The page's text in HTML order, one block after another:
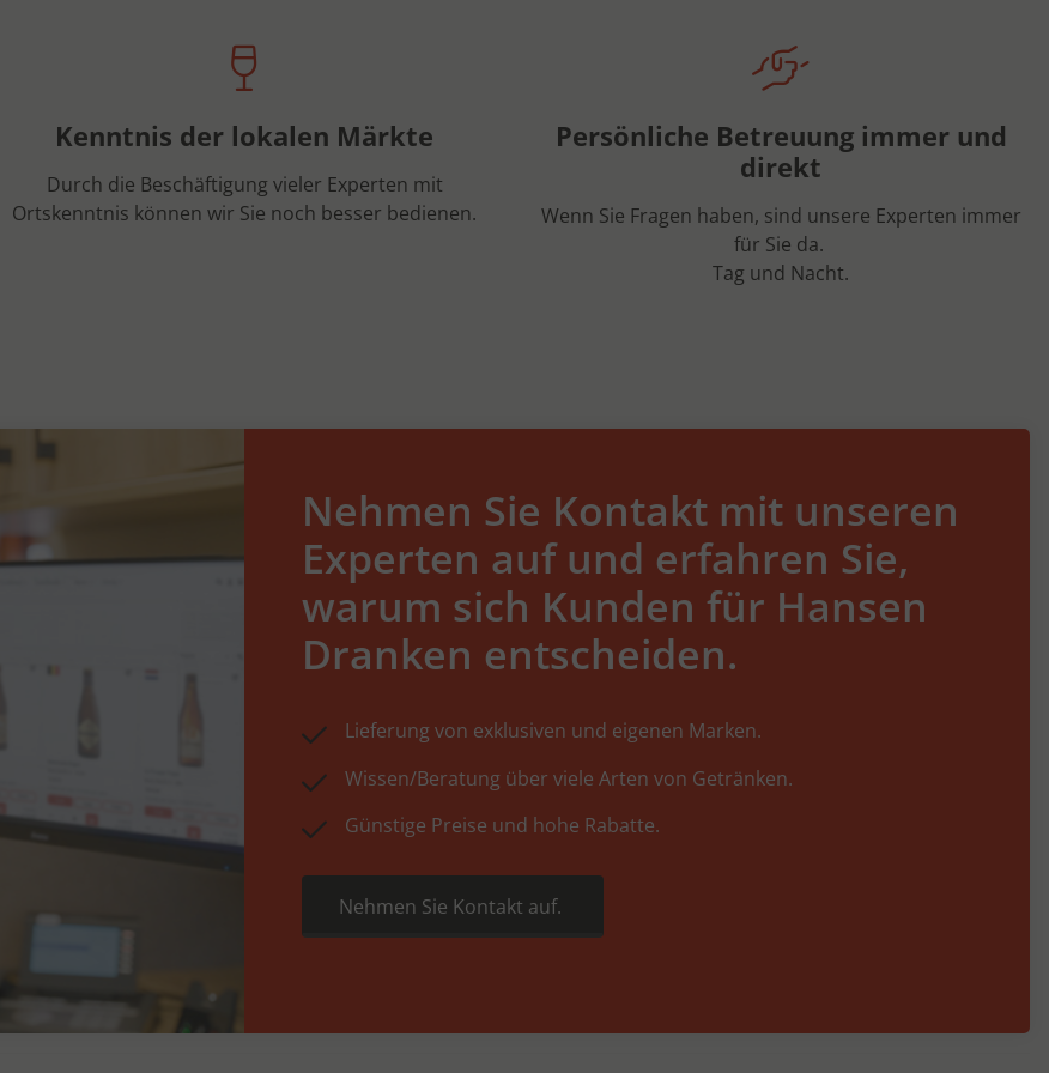
Kenntnis der lokalen Märkte
Durch die Beschäftigung vieler Experten mit
Ortskenntnis können wir Sie noch besser bedienen.
Persönliche Betreuung immer und
direkt
Wenn Sie Fragen haben, sind unsere Experten immer
für Sie da.
Tag und Nacht.
Nehmen Sie Kontakt mit unseren
Experten auf und erfahren Sie,
warum sich Kunden für Hansen
Dranken entscheiden.
Lieferung von exklusiven und eigenen Marken.
Wissen/Beratung über viele Arten von Getränken.
Günstige Preise und hohe Rabatte.
Nehmen Sie Kontakt auf.